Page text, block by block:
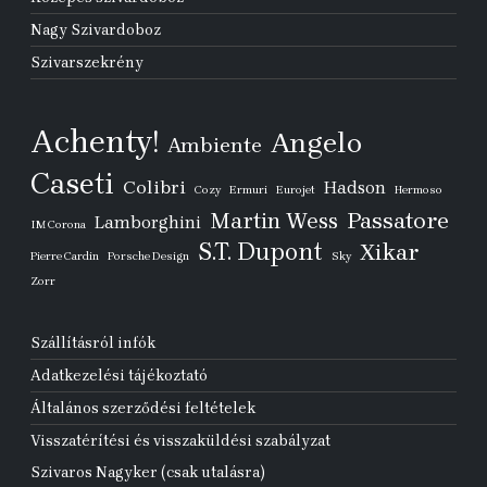
Nagy Szivardoboz
Szivarszekrény
Achenty! Ambiente Angelo
Caseti Colibri Cozy Ermuri Eurojet Hadson Hermoso
IM Corona Lamborghini Martin Wess Passatore
Pierre Cardin Porsche Design S.T. Dupont Sky Xikar
Zorr
Szállításról infók
Adatkezelési tájékoztató
Általános szerződési feltételek
Visszatérítési és visszaküldési szabályzat
Szivaros Nagyker (csak utalásra)